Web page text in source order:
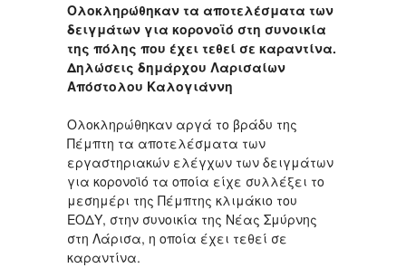
Ολοκληρώθηκαν τα αποτελέσματα των
δειγμάτων για κορονοϊό στη συνοικία
της πόλης που έχει τεθεί σε καραντίνα.
Δηλώσεις δημάρχου Λαρισαίων
Απόστολου Καλογιάννη
Ολοκληρώθηκαν αργά το βράδυ της
Πέμπτη τα αποτελέσματα των
εργαστηριακών ελέγχων των δειγμάτων
για κορονοϊό τα οποία είχε συλλέξει το
μεσημέρι της Πέμπτης κλιμάκιο του
ΕΟΔΥ, στην συνοικία της Νέας Σμύρνης
στη Λάρισα, η οποία έχει τεθεί σε
καραντίνα.